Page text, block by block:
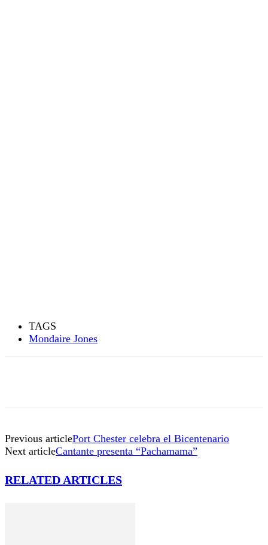
TAGS
Mondaire Jones
Previous articlePort Chester celebra el Bicentenario
Next articleCantante presenta “Pachamama”
RELATED ARTICLES